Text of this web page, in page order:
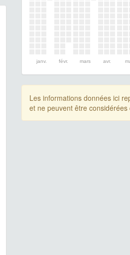
janv. févr. mars avr.
Les informations données ici
et ne peuvent être